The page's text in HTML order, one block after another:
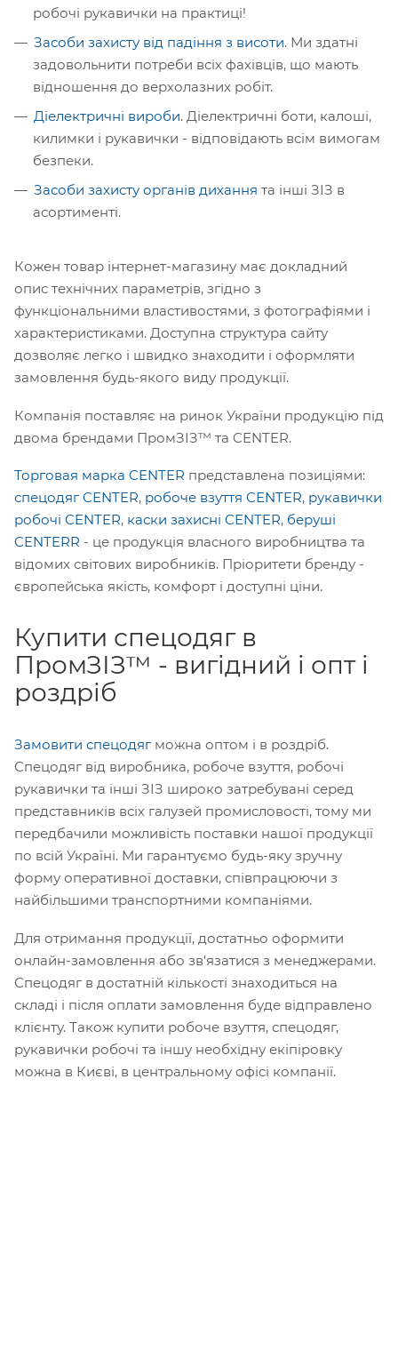
робочі рукавички на практиці!
Засоби захисту від падіння з висоти. Ми здатні
задовольнити потреби всіх фахівців, що мають
відношення до верхолазних робіт.
Діелектричні вироби. Діелектричні боти, калоші,
килимки і рукавички - відповідають всім вимогам
безпеки.
Засоби захисту органів дихання та інші ЗІЗ в
асортименті.
Кожен товар інтернет-магазину має докладний
опис технічних параметрів, згідно з
функціональними властивостями, з фотографіями і
характеристиками. Доступна структура сайту
дозволяє легко і швидко знаходити і оформляти
замовлення будь-якого виду продукції.
Компанія поставляє на ринок України продукцію під
двома брендами ПромЗІЗ™ та CENTER.
Торговая марка CENTER представлена ​​позиціями:
спецодяг CENTER, робоче взуття CENTER, рукавички
робочі CENTER, каски захисні CENTER, беруші
CENTERR - це продукція власного виробництва та
відомих світових виробників. Пріоритети бренду -
європейська якість, комфорт і доступні ціни.
Купити спецодяг в
ПромЗІЗ™ - вигідний і опт і
роздріб
Замовити спецодяг можна оптом і в роздріб.
Спецодяг від виробника, робоче взуття, робочі
рукавички та інші ЗІЗ широко затребувані серед
представників всіх галузей промисловості, тому ми
передбачили можливість поставки нашої продукції
по всій Україні. Ми гарантуємо будь-яку зручну
форму оперативної доставки, співпрацюючи з
найбільшими транспортними компаніями.
Для отримання продукції, достатньо оформити
онлайн-замовлення або зв'язатися з менеджерами.
Спецодяг в достатній кількості знаходиться на
складі і після оплати замовлення буде відправлено
клієнту. Також купити робоче взуття, спецодяг,
рукавички робочі та іншу необхідну екіпіровку
можна в Києві, в центральному офісі компанії.